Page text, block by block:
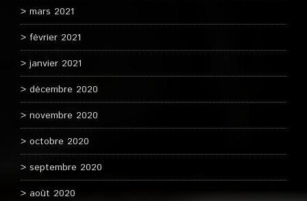
mars 2021
février 2021
janvier 2021
décembre 2020
novembre 2020
octobre 2020
septembre 2020
août 2020